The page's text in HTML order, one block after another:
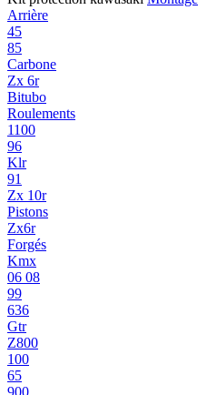
Arrière
45
85
Carbone
Zx 6r
Bitubo
Roulements
1100
96
Klr
91
Zx 10r
Pistons
Zx6r
Forgés
Kmx
06 08
99
636
Gtr
Z800
100
65
900